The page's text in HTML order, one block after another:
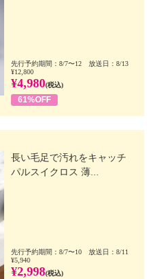
先行予約期間：8/7〜12 放送日：8/13
¥12,800
¥4,980(税込)
61%OFF
長い毛足で汚れをキャッチ
パルスイクロス 薄...
先行予約期間：8/7〜10 放送日：8/11
¥5,940
¥2,998(税込)